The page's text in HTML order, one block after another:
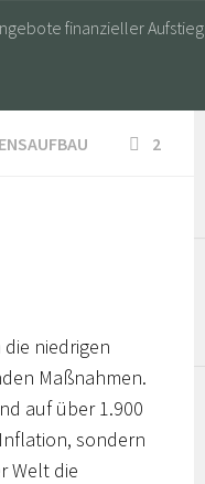
finanzieller Aufstieg
2
niedrigen
Maßnahmen.
auf über 1.900
sondern
Welt die